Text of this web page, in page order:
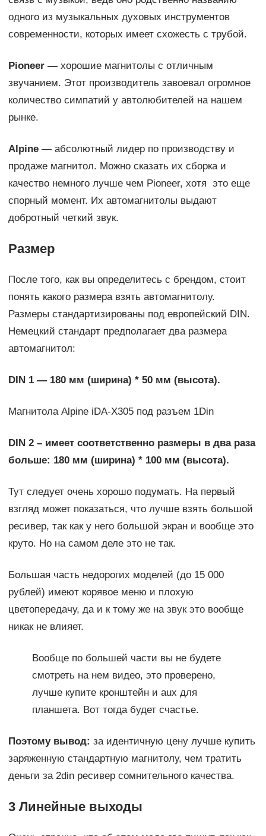
одного из музыкальных духовых инструментов
современности, которых имеет схожесть с трубой.
Pioneer —хорошие магнитолы с отличным
звучанием. Этот производитель завоевал огромное
количество симпатий у автолюбителей на нашем
рынке.
Alpine— абсолютный лидер по производству и
продаже магнитол. Можно сказать их сборка и
качество немного лучше чем Pioneer, хотя это еще
спорный момент. Их автомагнитолы выдают
добротный четкий звук.
Размер
После того, как вы определитесь с брендом, стоит
понять какого размера взять автомагнитолу.
Размеры стандартизированы под европейский DIN.
Немецкий стандарт предполагает два размера
автомагнитол:
DIN 1 — 180 мм (ширина) * 50 мм (высота).
Магнитола Alpine iDA-X305 под разъем 1Din
DIN 2 – имеет соответственно размеры в два раза
больше: 180 мм (ширина) * 100 мм (высота).
Тут следует очень хорошо подумать. На первый
взгляд может показаться, что лучше взять большой
ресивер, так как у него большой экран и вообще это
круто. Но на самом деле это не так.
Большая часть недорогих моделей (до 15 000
рублей) имеют корявое меню и плохую
цветопередачу, да и к тому же на звук это вообще
никак не влияет.
Вообще по большей части вы не будете
смотреть на нем видео, это проверено,
лучше купите кронштейн и aux для
планшета. Вот тогда будет счастье.
Поэтому вывод: за идентичную цену лучше купить
заряженную стандартную магнитолу, чем тратить
деньги за 2din ресивер сомнительного качества.
3 Линейные выходы